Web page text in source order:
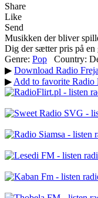
Share
Like
Send
Musikken der bliver
Dig der sætter pris på en
Genre: Pop Country:
▶ Download Radio
▶ Add to favorite Radio